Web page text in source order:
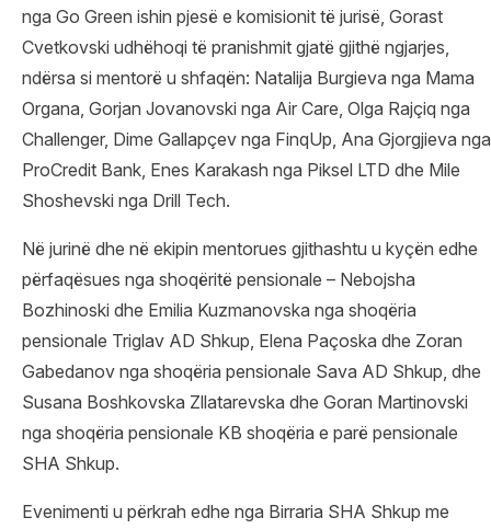
nga Go Green ishin pjesë e komisionit të jurisë, Gorast
Cvetkovski udhëhoqi të pranishmit gjatë gjithë ngjarjes,
ndërsa si mentorë u shfaqën: Natalija Burgieva nga Mama
Organa, Gorjan Jovanovski nga Air Care, Olga Rajçiq nga
Challenger, Dime Gallapçev nga FinqUp, Ana Gjorgjieva nga
ProCredit Bank, Enes Karakash nga Piksel LTD dhe Mile
Shoshevski nga Drill Tech.
Në jurinë dhe në ekipin mentorues gjithashtu u kyçën edhe
përfaqësues nga shoqëritë pensionale – Nebojsha
Bozhinoski dhe Emilia Kuzmanovska nga shoqëria
pensionale Triglav AD Shkup, Elena Paçoska dhe Zoran
Gabedanov nga shoqëria pensionale Sava AD Shkup, dhe
Susana Boshkovska Zllatarevska dhe Goran Martinovski
nga shoqëria pensionale KB shoqëria e parë pensionale
SHA Shkup.
Evenimenti u përkrah edhe nga Birraria SHA Shkup me